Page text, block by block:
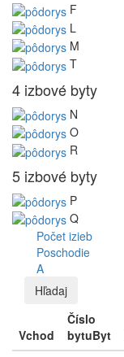
F
L
M
T
4 izbové byty
N
O
R
5 izbové byty
P
Q
Počet izieb
Poschodie
A
Hľadaj
Vchod
Číslo
bytuByt